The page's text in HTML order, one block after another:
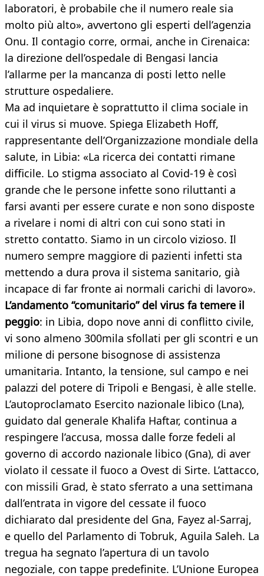
laboratori, è probabile che il numero reale sia
molto più alto», avvertono gli esperti dell’agenzia
Onu. Il contagio corre, ormai, anche in Cirenaica:
la direzione dell’ospedale di Bengasi lancia
l’allarme per la mancanza di posti letto nelle
strutture ospedaliere.
Ma ad inquietare è soprattutto il clima sociale in
cui il virus si muove. Spiega Elizabeth Hoff,
rappresentante dell’Organizzazione mondiale della
salute, in Libia: «La ricerca dei contatti rimane
difficile. Lo stigma associato al Covid-19 è così
grande che le persone infette sono riluttanti a
farsi avanti per essere curate e non sono disposte
a rivelare i nomi di altri con cui sono stati in
stretto contatto. Siamo in un circolo vizioso. Il
numero sempre maggiore di pazienti infetti sta
mettendo a dura prova il sistema sanitario, già
incapace di far fronte ai normali carichi di lavoro».
L’andamento “comunitario” del virus fa temere il
peggio: in Libia, dopo nove anni di conflitto civile,
vi sono almeno 300mila sfollati per gli scontri e un
milione di persone bisognose di assistenza
umanitaria. Intanto, la tensione, sul campo e nei
palazzi del potere di Tripoli e Bengasi, è alle stelle.
L’autoproclamato Esercito nazionale libico (Lna),
guidato dal generale Khalifa Haftar, continua a
respingere l’accusa, mossa dalle forze fedeli al
governo di accordo nazionale libico (Gna), di aver
violato il cessate il fuoco a Ovest di Sirte. L’attacco,
con missili Grad, è stato sferrato a una settimana
dall’entrata in vigore del cessate il fuoco
dichiarato dal presidente del Gna, Fayez al-Sarraj,
e quello del Parlamento di Tobruk, Aguila Saleh. La
tregua ha segnato l’apertura di un tavolo
negoziale, con tappe predefinite. L’Unione Europea